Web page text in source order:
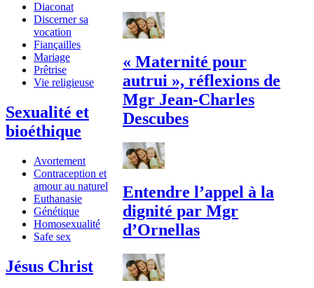
Diaconat
Discerner sa
vocation
Fiançailles
Mariage
Prêtrise
Vie religieuse
Sexualité et
bioéthique
Avortement
Contraception et
amour au naturel
Euthanasie
Génétique
Homosexualité
Safe sex
Jésus Christ
« Maternité pour
autrui », réflexions de
Mgr Jean-Charles
Descubes
Entendre l’appel à la
dignité par Mgr
d’Ornellas